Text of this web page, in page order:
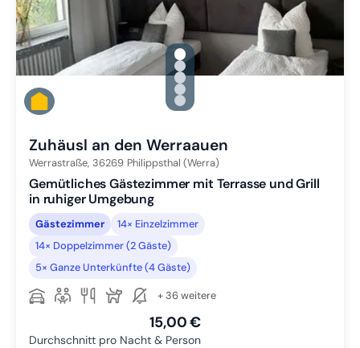
gallery.slide_selector
Zu Slide 1 wechseln
Zu Slide 2 wechseln
Zu Slide 3 wechseln
Zu Slide 4 wechseln
Zu Slide 5 wechseln
Zuhäusl an den Werraauen
Werrastraße, 36269 Philippsthal (Werra)
Gemütliches Gästezimmer mit Terrasse und Grill
in ruhiger Umgebung
Gästezimmer
14× Einzelzimmer
14× Doppelzimmer (2 Gäste)
5× Ganze Unterkünfte (4 Gäste)
+ 36 weitere
15,00 €
Durchschnitt pro Nacht & Person